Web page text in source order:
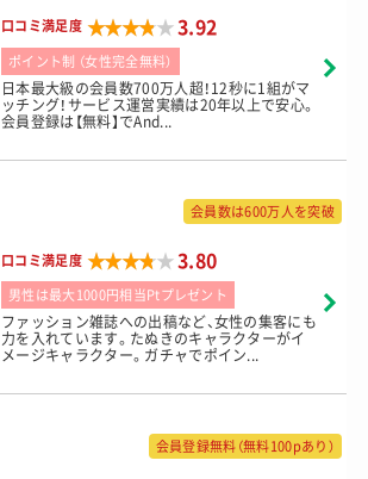
口コミ満足度 ★★★★★
★★★★★3.92
ポイント制 （女性完全無料）
日本最大級の会員数700万人超！12秒に1組がマ
ッチング！サービス運営実績は20年以上で安心。
会員登録は【無料】でAnd...
会員数は600万人を突破
口コミ満足度 ★★★★★
★★★★★3.80
男性は最大1000円相当Ptプレゼント
ファッション雑誌への出稿など、女性の集客にも
力を入れています。たぬきのキャラクターがイ
メージキャラクター。ガチャでポイン...
会員登録無料（無料100pあり）